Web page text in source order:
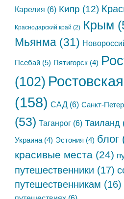
Карелия (6) Кипр (12)
Краснодарский край (2) Крым
Мьянма (31)
Псебай (5) Пятигорск (4)
(102)
(158) САД (6) Санкт-
(53) Таганрог (6) Таиланд
Украина (4) Эстония (4) блог
красивые места (24)
путешественники (17)
путешественникам (16)